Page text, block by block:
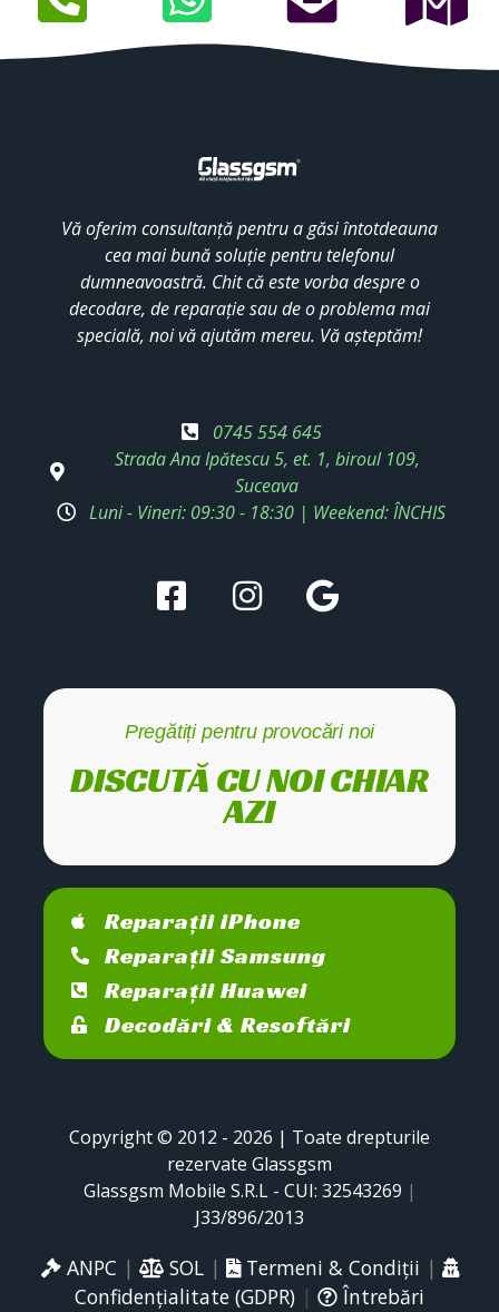
Vă oferim consultanță pentru a găsi întotdeauna
cea mai bună soluție pentru telefonul
dumneavoastră. Chit că este vorba despre o
decodare, de reparație sau de o problema mai
specială, noi vă ajutăm mereu. Vă așteptăm!
0745 554 645
Strada Ana Ipătescu 5, et. 1, biroul 109,
Suceava
Luni - Vineri: 09:30 - 18:30 | Weekend: ÎNCHIS
Pregătiți pentru provocări noi
DISCUTĂ CU NOI CHIAR
AZI
Reparații iPhone
Reparații Samsung
Reparații Huawei
Decodări & Resoftări
Copyright © 2012 - 2026 | Toate drepturile
rezervate Glassgsm
Glassgsm Mobile S.R.L - CUI: 32543269 |
J33/896/2013
ANPC | SOL| Termeni & Condiții |
Confidențialitate (GDPR) |
Întrebări